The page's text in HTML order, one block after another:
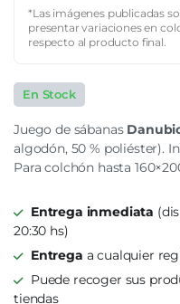
*Las imágenes publicadas
presentar variaciones en
respecto al producto final.
En Stock
Juego de sábanas
algodón, 50 % poliéster).
Para colchón hasta
Entrega inmediata
20:30 hs)
Entrega a cualquier
Puede recoger sus
tiendas